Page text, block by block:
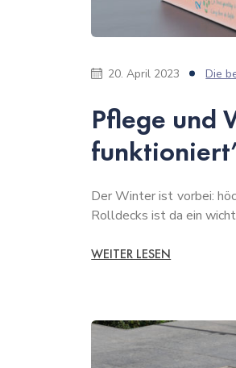
20. April 2023 Die
Pflege und
Der Winter ist vorbei:
Rolldecks ist da ein
WEITER LESEN